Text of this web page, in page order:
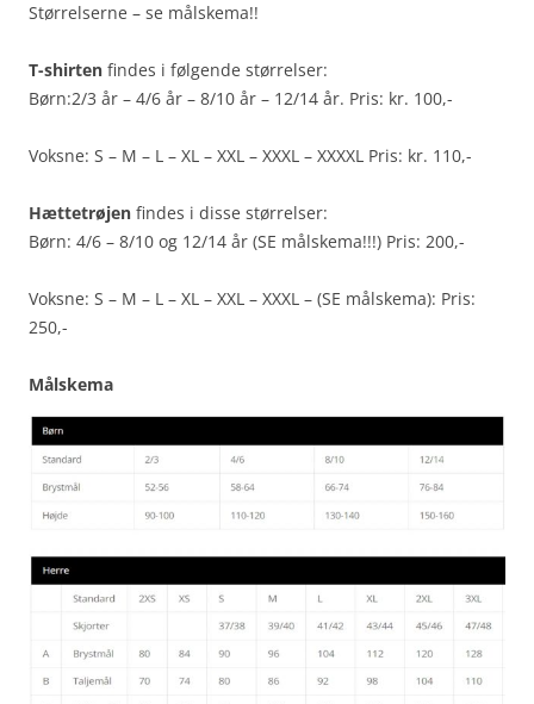
Størrelserne – se målskema!!
T-shirten findes i følgende størrelser:
Børn:2/3 år – 4/6 år – 8/10 år – 12/14 år. Pris: kr. 100,-
Voksne: S – M – L – XL – XXL – XXXL – XXXXL Pris: kr. 110,-
Hættetrøjen findes i disse størrelser:
Børn: 4/6 – 8/10 og 12/14 år (SE målskema!!!) Pris: 200,-
Voksne: S – M – L – XL – XXL – XXXL – (SE målskema): Pris:
250,-
Målskema